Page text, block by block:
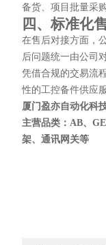
备货、项目批量采
四、标准化
在售后对接方面，
后问题统一由公司
凭借合规的交易流
性的工控备件供应
厦门盈亦自动化科
主营品类：AB、
架、通讯网关等